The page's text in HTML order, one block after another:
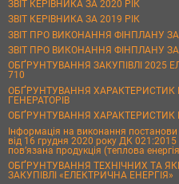
ЗВІТ КЕРІВНИКА ЗА 2020 РІК
ЗВІТ КЕРІВНИКА ЗА 2019 РІК
ЗВІТ ПРО ВИКОНАННЯ ФІНПЛАНУ
ЗВІТ ПРО ВИКОНАННЯ ФІНПЛАНУ ЗА
ОБҐРУНТУВАННЯ ЗАКУПІВЛІ 2025
710
ОБҐРУНТУВАННЯ
ГЕНЕРАТОРІВ
ОБҐРУНТУВАННЯ ХАРАКТЕРИСТИК
Інформація на виконання постанови
від 16 грудня 2020 року ДК
пов’язана продукція (теплова
ОБҐРУНТУВАННЯ ТЕХНІЧНИХ ТА
ЗАКУПІВЛІ «ЕЛЕКТРИЧНА ЕНЕРГІЯ»